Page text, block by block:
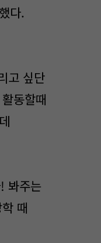
다.
고 싶단
동할때
봐주는
때